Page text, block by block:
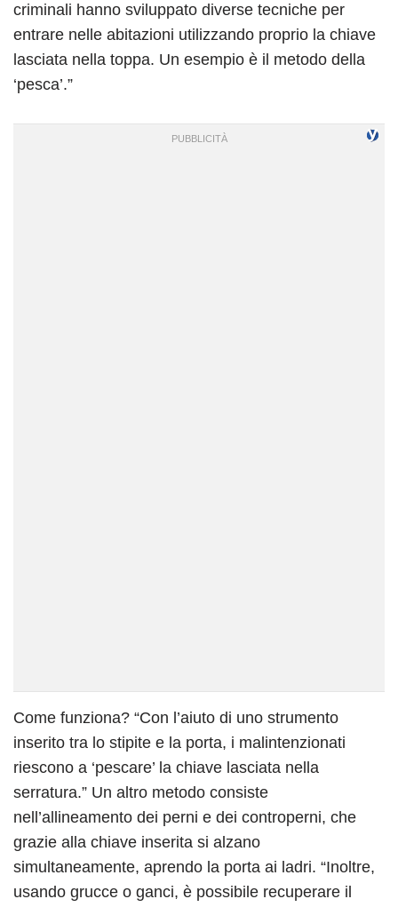
criminali hanno sviluppato diverse tecniche per
entrare nelle abitazioni utilizzando proprio la chiave
lasciata nella toppa. Un esempio è il metodo della
‘pesca’.”
Come funziona? “Con l’aiuto di uno strumento
inserito tra lo stipite e la porta, i malintenzionati
riescono a ‘pescare’ la chiave lasciata nella
serratura.” Un altro metodo consiste
nell’allineamento dei perni e dei controperni, che
grazie alla chiave inserita si alzano
simultaneamente, aprendo la porta ai ladri. “Inoltre,
usando grucce o ganci, è possibile recuperare il